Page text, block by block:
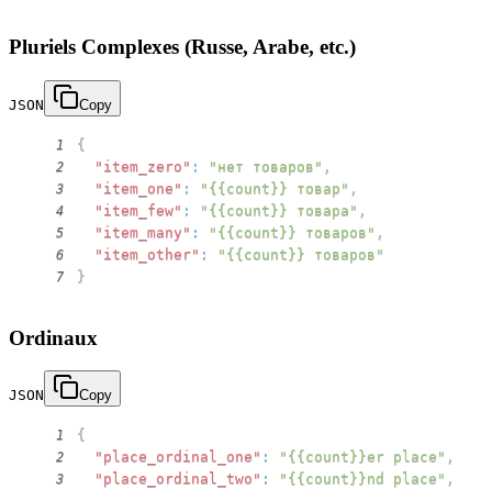
Pluriels Complexes (Russe, Arabe, etc.)
JSON Copy
1 {
2 "item_zero" : "нет товаров" ,
3 "item_one" : "{{count}} товар" ,
4 "item_few" : "{{count}} товара" ,
5 "item_many" : "{{count}} товаров" ,
6 "item_other" : "{{count}} товаров"
7 }
Ordinaux
JSON Copy
1 {
2 "place_ordinal_one" : "{{count}}er place" ,
3 "place_ordinal_two" : "{{count}}nd place" ,